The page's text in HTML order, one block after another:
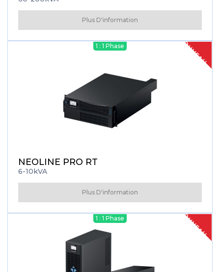
Plus D'information
NOUVEAU
1 : 1 Phase
NEOLINE PRO RT
6-10kVA
Plus D'information
NOUVEAU
1 : 1 Phase